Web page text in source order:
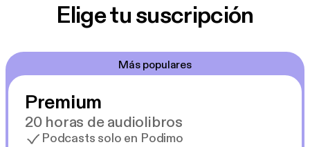
Elige tu suscripción
Más populares
Premium
20 horas de audiolibros
Podcasts solo en Podimo